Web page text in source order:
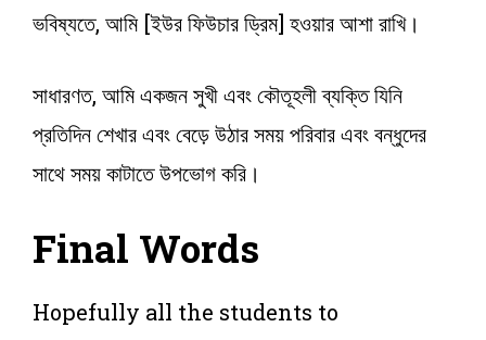
ভবিষ্যতে, আমি [ইউর ফিউচার ড্রিম] হওয়ার আশা রাখি।
সাধারণত, আমি একজন সুখী এবং কৌতূহলী ব্যক্তি যিনি
প্রতিদিন শেখার এবং বেড়ে উঠার সময় পরিবার এবং বন্ধুদের
সাথে সময় কাটাতে উপভোগ করি।
Final Words
Hopefully all the students to